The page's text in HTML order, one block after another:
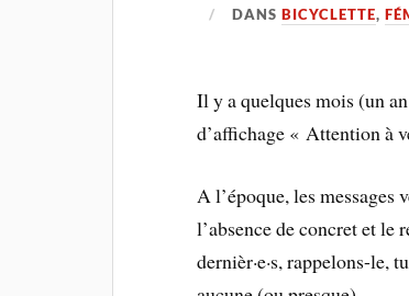
DANSBICYCLETTE,
Il y a quelques mois (un
d’affichage « Attention à
A l’époque, les messages
l’absence de concret et le
dernièr·e·s, rappelons-le,